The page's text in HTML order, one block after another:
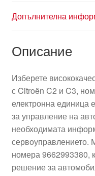
Допълнителна
Описание
Изберете
с Citroën C2 и C3,
електронна единица
за управление на
необходимата
сервоуправлението.
номера 9662993380,
решение за